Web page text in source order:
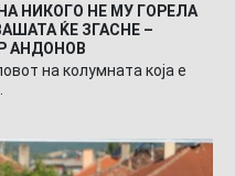
НИКОГО НЕ МУ ГОРЕЛА
ЌЕ ЗГАСНЕ –
АНДОНОВ
на колумната која е